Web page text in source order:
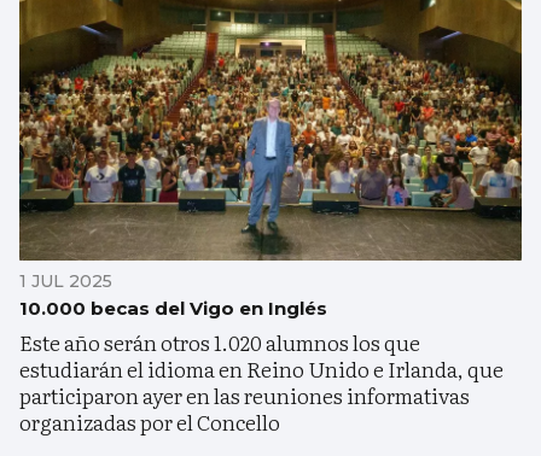
1 JUL 2025
10.000 becas del Vigo en Inglés
Este año serán otros 1.020 alumnos los que
estudiarán el idioma en Reino Unido e Irlanda, que
participaron ayer en las reuniones informativas
organizadas por el Concello